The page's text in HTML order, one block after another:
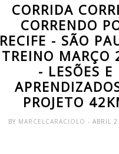
CORRIDA
CORRENDO
RECIFE - SÃO
TREINO MARÇO
- LESÕES E
PROJETO
BY MARCELCARACIOLO- ABRIL